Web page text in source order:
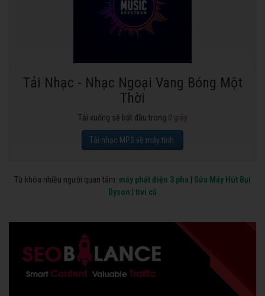
Tải Nhạc - Nhạc Ngoại Vang Bóng Một
Thời
Tải xuống sẽ bắt đầu trong 0 giây
Tải nhạc MP3 về máy tính.
Từ khóa nhiều người quan tâm: máy phát điện 3 pha
Sửa Máy Hút Bụi
Dyson
tivi cũ